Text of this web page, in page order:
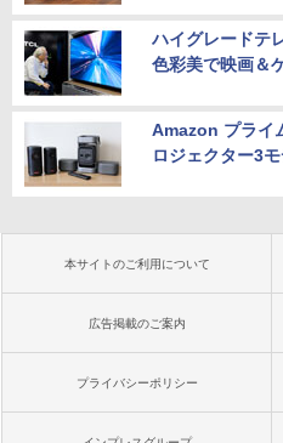
ハイグレードテ
色彩美で映画＆
Amazon プライ
ロジェクター3
本サイトのご利用について
広告掲載のご案内
プライバシーポリシー